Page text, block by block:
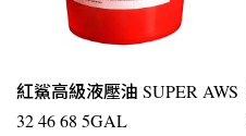
紅鯊高級液壓油 SUPER AWS
32 46 68 5GAL